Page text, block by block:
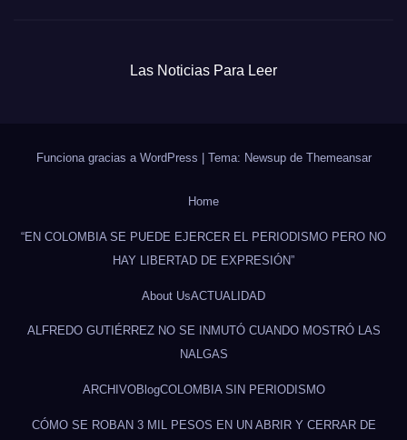
Las Noticias Para Leer
Funciona gracias a WordPress | Tema: Newsup de Themeansar
Home
“EN COLOMBIA SE PUEDE EJERCER EL PERIODISMO PERO NO
HAY LIBERTAD DE EXPRESIÓN”
About UsACTUALIDAD
ALFREDO GUTIÉRREZ NO SE INMUTÓ CUANDO MOSTRÓ LAS
NALGAS
ARCHIVOBlogCOLOMBIA SIN PERIODISMO
CÓMO SE ROBAN 3 MIL PESOS EN UN ABRIR Y CERRAR DE